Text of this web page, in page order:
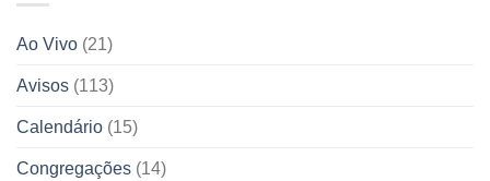
Ao Vivo (21)
Avisos (113)
Calendário (15)
Congregações (14)